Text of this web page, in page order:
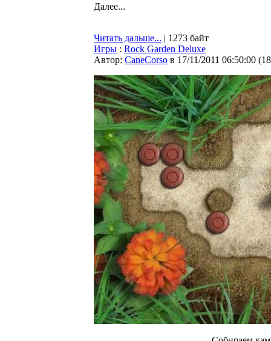
Далее...
Читать дальше... | 1273 байт
Игры : Rock Garden Deluxe
Автор: CaneCorso в 17/11/2011 06:50:00 (